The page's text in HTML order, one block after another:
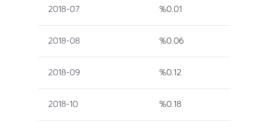
2018-07 %0.01
2018-08 %0.06
2018-09 %0.12
2018-10 %0.18